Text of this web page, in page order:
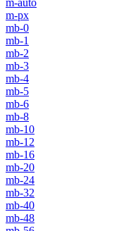
m-px
mb-0
mb-1
mb-2
mb-3
mb-4
mb-5
mb-6
mb-8
mb-10
mb-12
mb-16
mb-20
mb-24
mb-32
mb-40
mb-48